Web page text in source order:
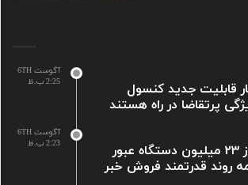
آگوست 6TH
2:25 ب.ظ
قابلیت جدید کنسول
پرتقاضا در راه هستند
آگوست 6TH
2:23 ب.ظ
فروش Switch 2 از ۲۳ میلیون دستگاه عبور
روند قدرتمند فروش خبر